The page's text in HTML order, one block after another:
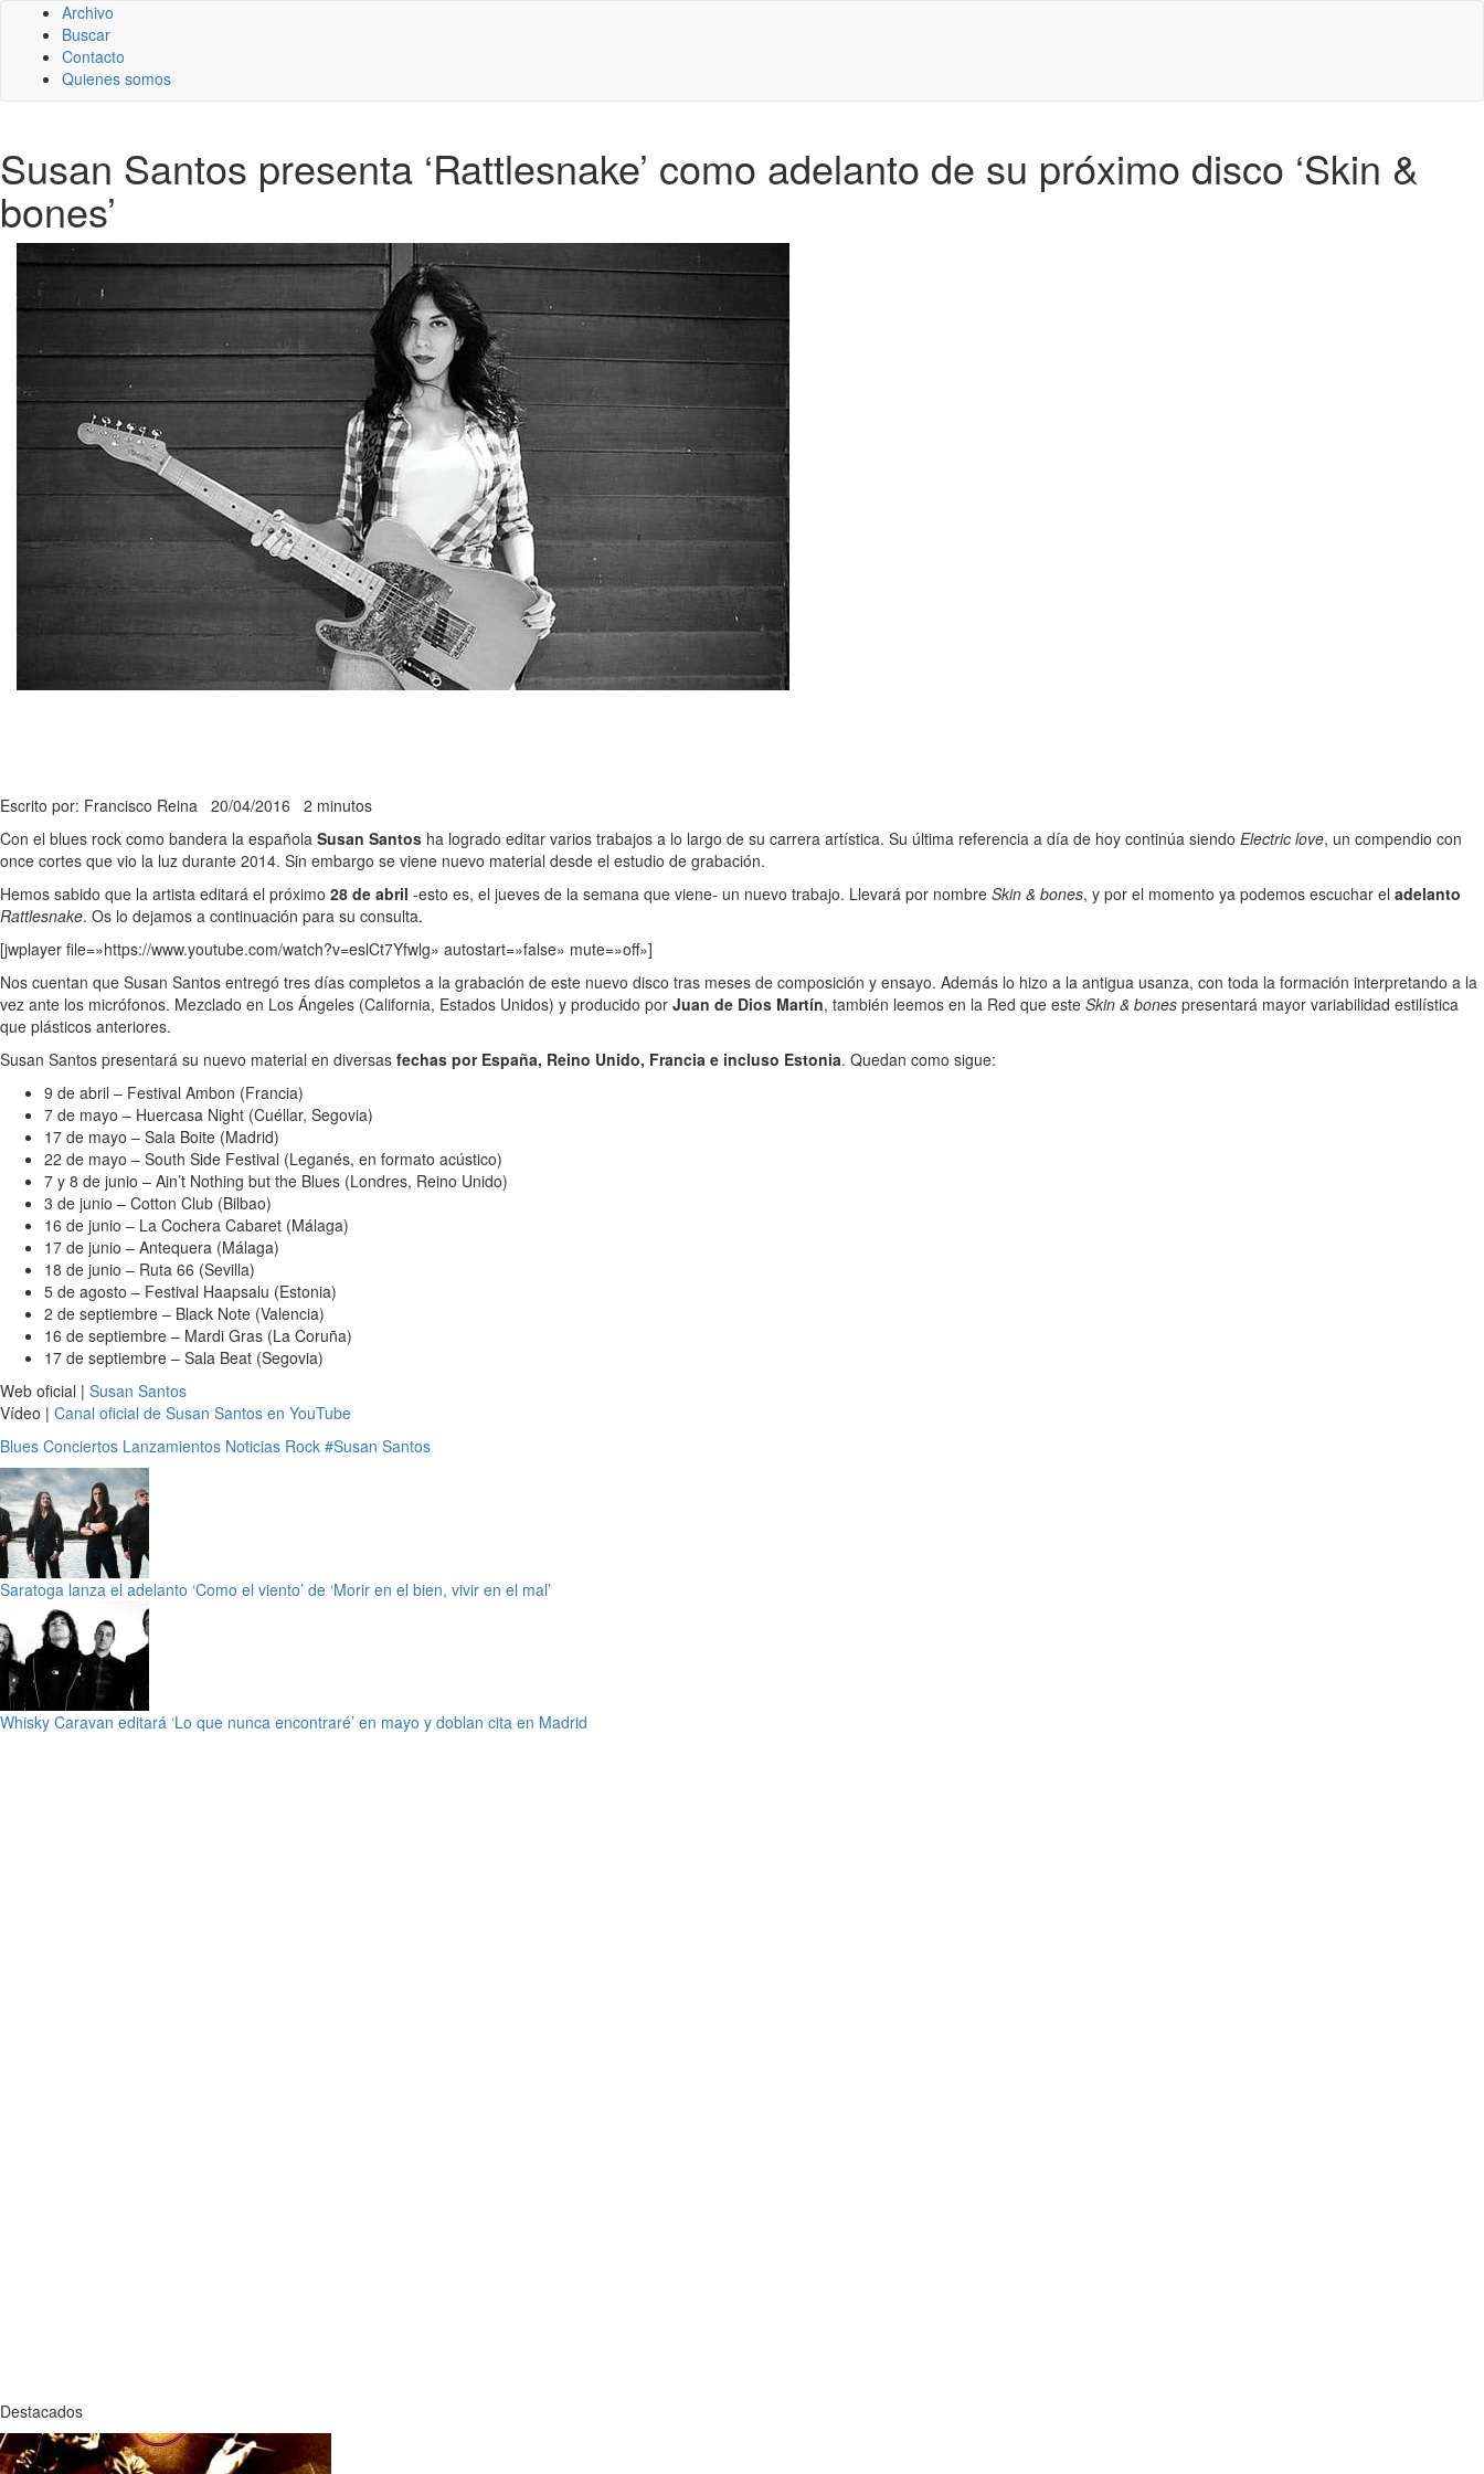
Archivo
Buscar
Contacto
Quienes somos
Susan Santos presenta ‘Rattlesnake’ como adelanto de su próximo disco ‘Skin &
bones’
Escrito por: Francisco Reina 20/04/2016 2 minutos
Con el blues rock como bandera la española Susan Santos ha logrado editar varios trabajos a lo largo de su carrera artística. Su última referencia a día de hoy continúa siendo Electric love, un compendio con
once cortes que vio la luz durante 2014. Sin embargo se viene nuevo material desde el estudio de grabación.
Hemos sabido que la artista editará el próximo 28 de abril -esto es, el jueves de la semana que viene- un nuevo trabajo. Llevará por nombre Skin & bones, y por el momento ya podemos escuchar el adelanto
Rattlesnake. Os lo dejamos a continuación para su consulta.
[jwplayer file=»https://www.youtube.com/watch?v=eslCt7Yfwlg» autostart=»false» mute=»off»]
Nos cuentan que Susan Santos entregó tres días completos a la grabación de este nuevo disco tras meses de composición y ensayo. Además lo hizo a la antigua usanza, con toda la formación interpretando a la
vez ante los micrófonos. Mezclado en Los Ángeles (California, Estados Unidos) y producido por Juan de Dios Martín, también leemos en la Red que este Skin & bones presentará mayor variabilidad estilística
que plásticos anteriores.
Susan Santos presentará su nuevo material en diversas fechas por España, Reino Unido, Francia e incluso Estonia. Quedan como sigue:
9 de abril – Festival Ambon (Francia)
7 de mayo – Huercasa Night (Cuéllar, Segovia)
17 de mayo – Sala Boite (Madrid)
22 de mayo – South Side Festival (Leganés, en formato acústico)
7 y 8 de junio – Ain’t Nothing but the Blues (Londres, Reino Unido)
3 de junio – Cotton Club (Bilbao)
16 de junio – La Cochera Cabaret (Málaga)
17 de junio – Antequera (Málaga)
18 de junio – Ruta 66 (Sevilla)
5 de agosto – Festival Haapsalu (Estonia)
2 de septiembre – Black Note (Valencia)
16 de septiembre – Mardi Gras (La Coruña)
17 de septiembre – Sala Beat (Segovia)
Web oficial | Susan Santos
Vídeo | Canal oficial de Susan Santos en YouTube
Blues Conciertos Lanzamientos Noticias Rock #Susan Santos
Saratoga lanza el adelanto ‘Como el viento’ de ‘Morir en el bien, vivir en el mal’
Whisky Caravan editará ‘Lo que nunca encontraré’ en mayo y doblan cita en Madrid
Destacados